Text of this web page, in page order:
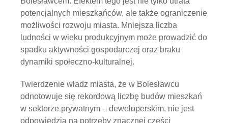
potencjalnych mieszkańców, ale także ograniczenie
możliwości rozwoju miasta. Mniejsza liczba
ludności w wieku produkcyjnym może prowadzić do
spadku aktywności gospodarczej oraz braku
dynamiki społeczno-kulturalnej.
Twierdzenie władz miasta, że w Bolesławcu
odnotowuje się rekordową liczbę budów mieszkań
w sektorze prywatnym – deweloperskim, nie jest
odpowiedzią na potrzeby znacznej części